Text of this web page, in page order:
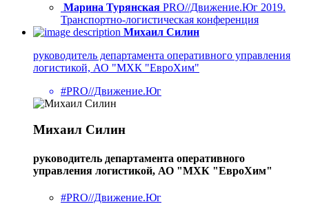
Марина Турянская PRO//Движение.Юг 2019.
Транспортно-логистическая конференция
Михаил Силин
руководитель департамента оперативного управления
логистикой, АО "МХК "ЕвроХим"
#PRO//Движение.Юг
Михаил Силин
руководитель департамента оперативного
управления логистикой, АО "МХК "ЕвроХим"
#PRO//Движение.Юг